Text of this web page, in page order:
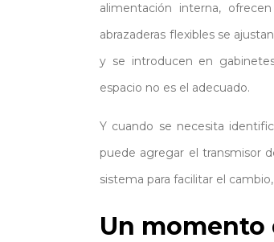
alimentación interna,
abrazaderas flexibles se
y se introducen en
espacio no es el adecuado.
Y cuando se necesita
puede agregar el transmisor
sistema para facilitar el
Un